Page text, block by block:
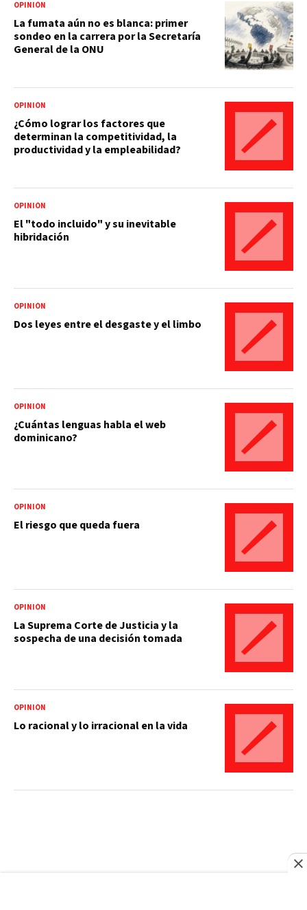
OPINIÓN
La fumata aún no es blanca: primer
sondeo en la carrera por la Secretaría
General de la ONU
OPINIÓN
¿Cómo lograr los factores que
determinan la competitividad, la
productividad y la empleabilidad?
OPINIÓN
El "todo incluido" y su inevitable
hibridación
OPINIÓN
Dos leyes entre el desgaste y el limbo
OPINIÓN
¿Cuántas lenguas habla el web
dominicano?
OPINIÓN
El riesgo que queda fuera
OPINIÓN
La Suprema Corte de Justicia y la
sospecha de una decisión tomada
OPINIÓN
Lo racional y lo irracional en la vida